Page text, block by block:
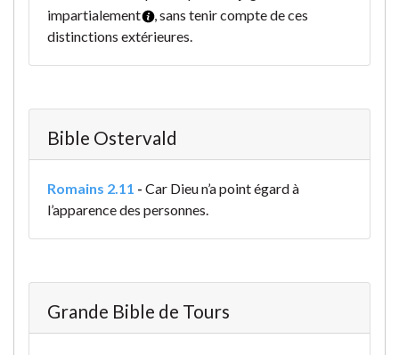
impartialement
, sans tenir compte de ces
distinctions extérieures.
Bible Ostervald
Romains 2.11 - Car Dieu n’a point égard à
l’apparence des personnes.
Grande Bible de Tours